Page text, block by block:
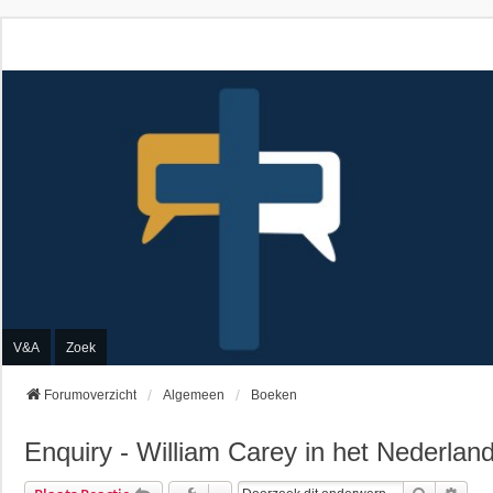
V&A Zoek
Forumoverzicht Algemeen Boeken
Enquiry - William Carey in het